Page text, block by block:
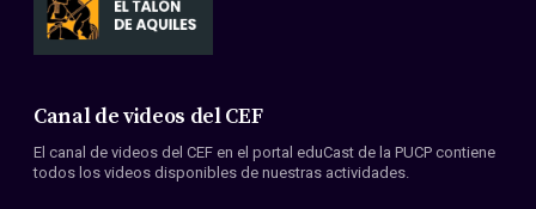
Canal de videos del CEF
El canal de videos del CEF en el portal eduCast de la PUCP contiene
todos los videos disponibles de nuestras actividades.